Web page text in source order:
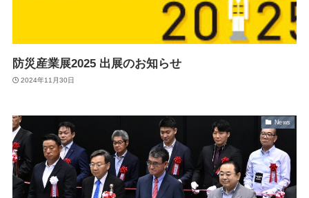
ドローン操縦士（プロパイロット）派遣
産業用ドローン講習
委託業務（実証実験）
インフラ設備点検向けドローン研修サービス
最新情報
ニュース
防災産業展2025 出展のお知らせ
2024年11月30日
News